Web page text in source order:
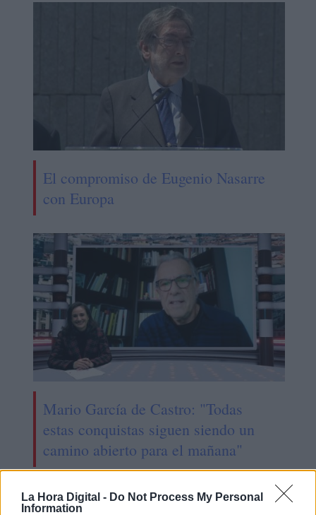
La Hora Digital - Do Not Process My Personal
Information
El compromiso de Eugenio Nasarre
con Europa
Mario García de Castro: "Todas
estas conquistas siguen siendo un
camino abierto para el mañana"